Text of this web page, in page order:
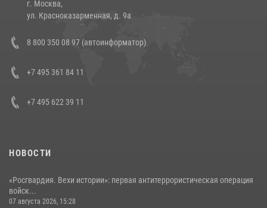
14 июля 2026, 12:20
В Росгвардии прошла военно-научная конференция по обобщению
боевого опыта
г. Москва,
ул. Красноказарменная, д. 9а
8 800 350 08 97 (автоинформатор)
+7 495 361 84 11
+7 495 622 39 11
НОВОСТИ
«Росгвардия. Вехи истории»: первая антитеррористическая операция
войск...
07 августа 2026, 15:28